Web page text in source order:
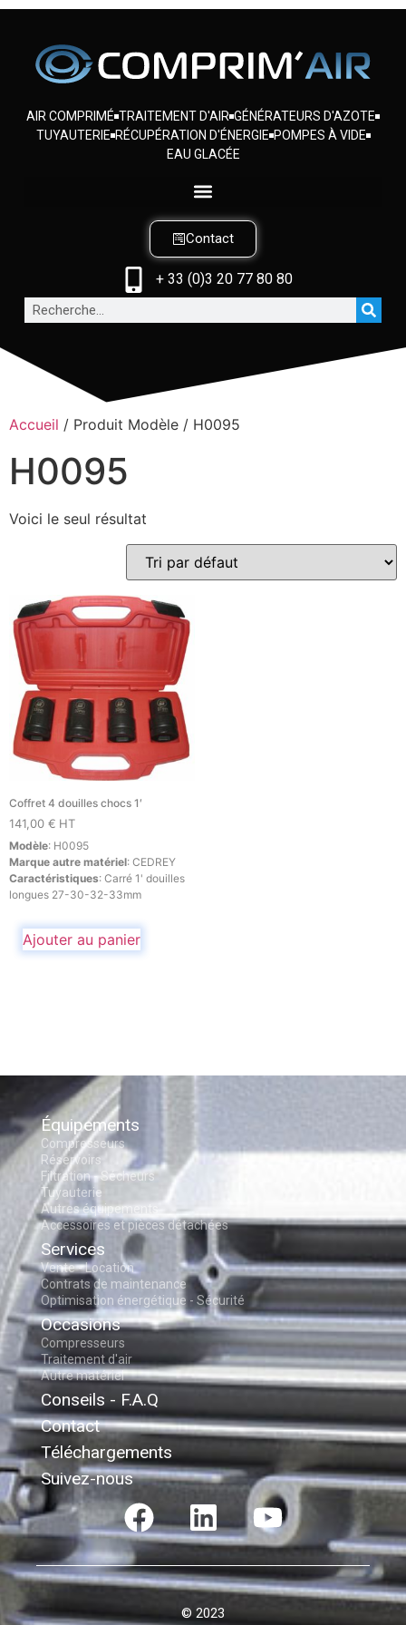
AIR COMPRIMÉ TRAITEMENT D'AIR GÉNÉRATEURS D'AZOTE
TUYAUTERIE RÉCUPÉRATION D'ÉNERGIE POMPES À VIDE
EAU GLACÉE
Contact
+ 33 (0)3 20 77 80 80
Accueil / Produit Modèle / H0095
H0095
Voici le seul résultat
Coffret 4 douilles chocs 1′
141,00 € HT
Modèle: H0095
Marque autre matériel: CEDREY
Caractéristiques: Carré 1' douilles
longues 27-30-32-33mm
Ajouter au panier
Équipements
Compresseurs
Réservoirs
Filtration - Sécheurs
Tuyauterie
Autres équipements
Accessoires et pièces détachées
Services
Vente - Location
Contrats de maintenance
Optimisation énergétique - Sécurité
Occasions
Compresseurs
Traitement d'air
Autre matériel
Conseils - F.A.Q
Contact
Téléchargements
Suivez-nous
© 2023